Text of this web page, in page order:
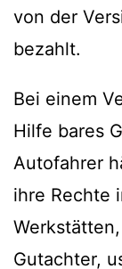
von der
bezahlt.
Bei einem
Hilfe bares
Autofahrer
ihre Rechte
Gutachter,